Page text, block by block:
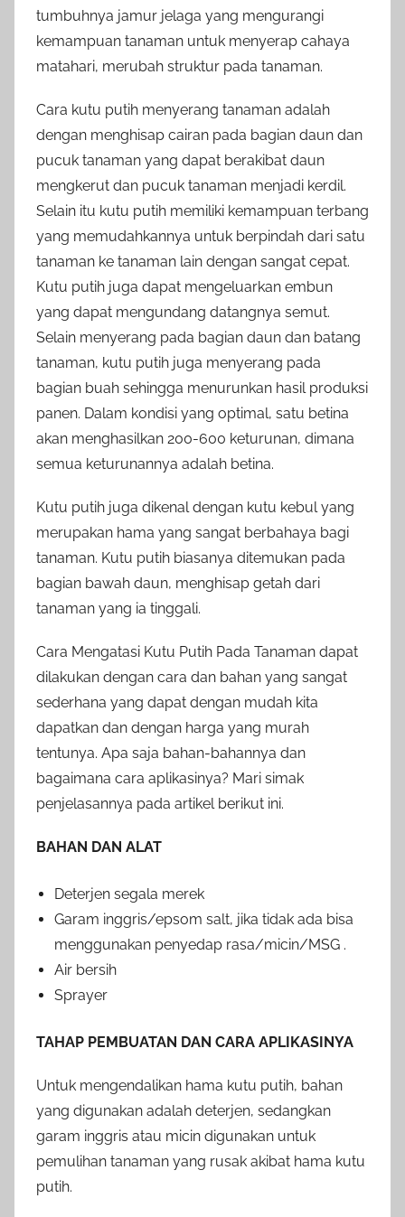
tumbuhnya jamur jelaga yang mengurangi
kemampuan tanaman untuk menyerap cahaya
matahari, merubah struktur pada tanaman.
Cara kutu putih menyerang tanaman adalah
dengan menghisap cairan pada bagian daun dan
pucuk tanaman yang dapat berakibat daun
mengkerut dan pucuk tanaman menjadi kerdil.
Selain itu kutu putih memiliki kemampuan terbang
yang memudahkannya untuk berpindah dari satu
tanaman ke tanaman lain dengan sangat cepat.
Kutu putih juga dapat mengeluarkan embun
yang dapat mengundang datangnya semut.
Selain menyerang pada bagian daun dan batang
tanaman, kutu putih juga menyerang pada
bagian buah sehingga menurunkan hasil produksi
panen. Dalam kondisi yang optimal, satu betina
akan menghasilkan 200-600 keturunan, dimana
semua keturunannya adalah betina.
Kutu putih juga dikenal dengan kutu kebul yang
merupakan hama yang sangat berbahaya bagi
tanaman. Kutu putih biasanya ditemukan pada
bagian bawah daun, menghisap getah dari
tanaman yang ia tinggali.
Cara Mengatasi Kutu Putih Pada Tanaman dapat
dilakukan dengan cara dan bahan yang sangat
sederhana yang dapat dengan mudah kita
dapatkan dan dengan harga yang murah
tentunya. Apa saja bahan-bahannya dan
bagaimana cara aplikasinya? Mari simak
penjelasannya pada artikel berikut ini.
BAHAN DAN ALAT
Deterjen segala merek
Garam inggris/epsom salt, jika tidak ada bisa
menggunakan penyedap rasa/micin/MSG .
Air bersih
Sprayer
TAHAP PEMBUATAN DAN CARA APLIKASINYA
Untuk mengendalikan hama kutu putih, bahan
yang digunakan adalah deterjen, sedangkan
garam inggris atau micin digunakan untuk
pemulihan tanaman yang rusak akibat hama kutu
putih.